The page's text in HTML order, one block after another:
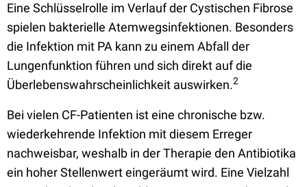
Eine Schlüsselrolle im Verlauf der Cystischen Fibrose
spielen bakterielle Atemwegsinfektionen. Besonders
die Infektion mit PA kann zu einem Abfall der
Lungenfunktion führen und sich direkt auf die
Überlebenswahrscheinlichkeit auswirken.2
Bei vielen CF-Patienten ist eine chronische bzw.
wiederkehrende Infektion mit diesem Erreger
nachweisbar, weshalb in der Therapie den Antibiotika
ein hoher Stellenwert eingeräumt wird. Eine Vielzahl